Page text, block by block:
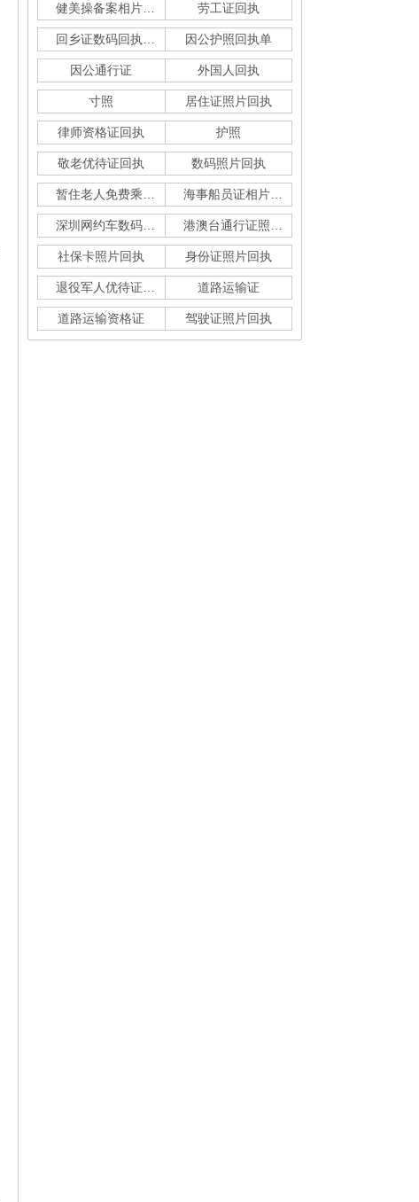
劳工证回执
因公护照回执单
因公通行证 外国人回执
寸照 居住证照片回执
律师资格证回执 护照
敬老优待证回执 数码照片回执
海事船员证相片采集
社保卡照片回执 身份证照片回执
道路运输证
道路运输资格证 驾驶证照片回执